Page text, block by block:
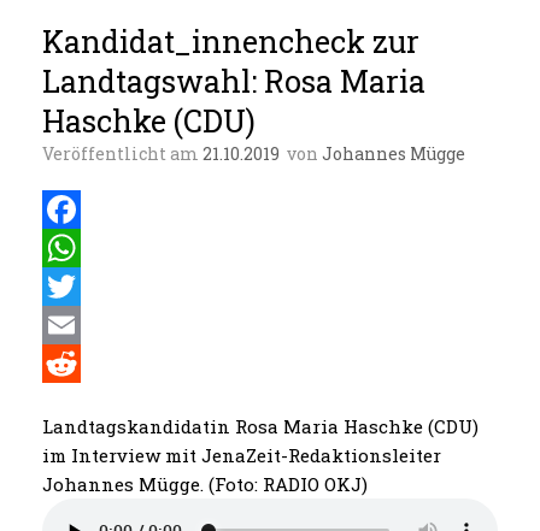
Kandidat_innencheck zur
Landtagswahl: Rosa Maria
Haschke (CDU)
Veröffentlicht am 21.10.2019 von Johannes Mügge
F
a
c
e
o
o
W
h
a
s
A
T
w
t
t
E
a
i
e
d
Landtagskandidatin Rosa Maria Haschke (CDU)
im Interview mit JenaZeit-Redaktionsleiter
Johannes Mügge. (Foto: RADIO OKJ)